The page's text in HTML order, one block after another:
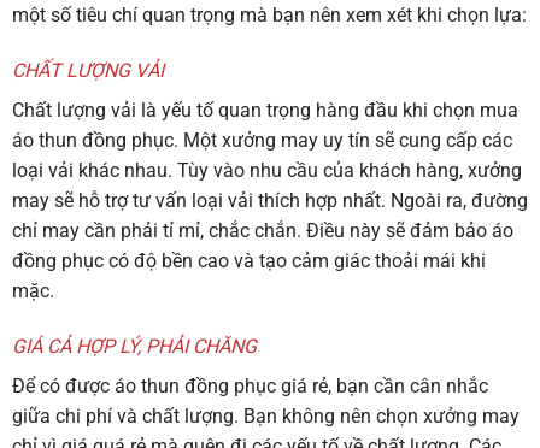
một số tiêu chí quan trọng mà bạn nên xem xét khi chọn lựa:
CHẤT LƯỢNG VẢI
Chất lượng vải là yếu tố quan trọng hàng đầu khi chọn mua
áo thun đồng phục. Một xưởng may uy tín sẽ cung cấp các
loại vải khác nhau. Tùy vào nhu cầu của khách hàng, xưởng
may sẽ hỗ trợ tư vấn loại vải thích hợp nhất. Ngoài ra, đường
chỉ may cần phải tỉ mỉ, chắc chắn. Điều này sẽ đảm bảo áo
đồng phục có độ bền cao và tạo cảm giác thoải mái khi
mặc.
GIÁ CẢ HỢP LÝ, PHẢI CHĂNG
Để có được áo thun đồng phục giá rẻ, bạn cần cân nhắc
giữa chi phí và chất lượng. Bạn không nên chọn xưởng may